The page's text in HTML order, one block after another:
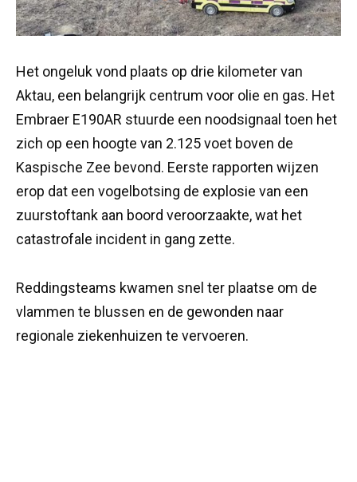
Het ongeluk vond plaats op drie kilometer van
Aktau, een belangrijk centrum voor olie en gas. Het
Embraer E190AR stuurde een noodsignaal toen het
zich op een hoogte van 2.125 voet boven de
Kaspische Zee bevond. Eerste rapporten wijzen
erop dat een vogelbotsing de explosie van een
zuurstoftank aan boord veroorzaakte, wat het
catastrofale incident in gang zette.
Reddingsteams kwamen snel ter plaatse om de
vlammen te blussen en de gewonden naar
regionale ziekenhuizen te vervoeren.